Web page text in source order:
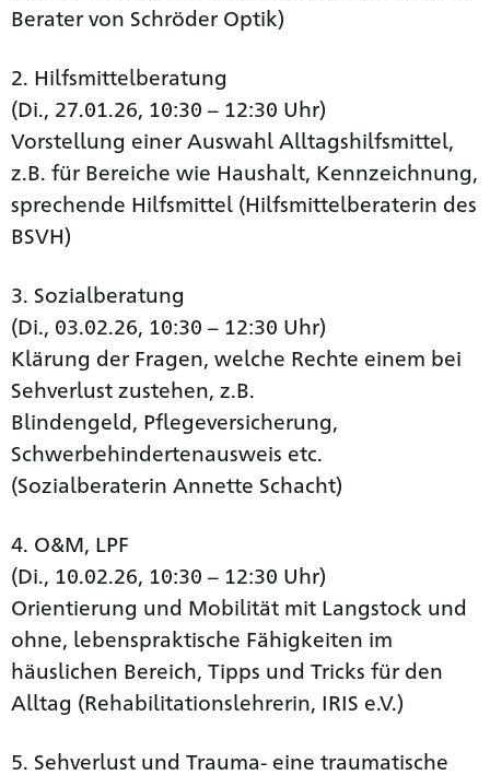
Berater von Schröder Optik)
2. Hilfsmittelberatung
(Di., 27.01.26, 10:30 – 12:30 Uhr)
Vorstellung einer Auswahl Alltagshilfsmittel,
z.B. für Bereiche wie Haushalt, Kennzeichnung,
sprechende Hilfsmittel (Hilfsmittelberaterin des
BSVH)
3. Sozialberatung
(Di., 03.02.26, 10:30 – 12:30 Uhr)
Klärung der Fragen, welche Rechte einem bei
Sehverlust zustehen, z.B.
Blindengeld, Pflegeversicherung,
Schwerbehindertenausweis etc.
(Sozialberaterin Annette Schacht)
4. O&M, LPF
(Di., 10.02.26, 10:30 – 12:30 Uhr)
Orientierung und Mobilität mit Langstock und
ohne, lebenspraktische Fähigkeiten im
häuslichen Bereich, Tipps und Tricks für den
Alltag (Rehabilitationslehrerin, IRIS e.V.)
5. Sehverlust und Trauma- eine traumatische